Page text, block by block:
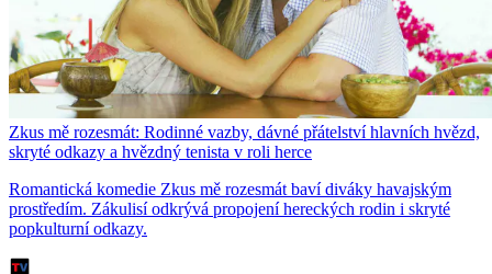
Zkus mě rozesmát: Rodinné vazby, dávné přátelství hlavních hvězd,
skryté odkazy a hvězdný tenista v roli herce
Romantická komedie Zkus mě rozesmát baví diváky havajským
prostředím. Zákulisí odkrývá propojení hereckých rodin i skryté
popkulturní odkazy.